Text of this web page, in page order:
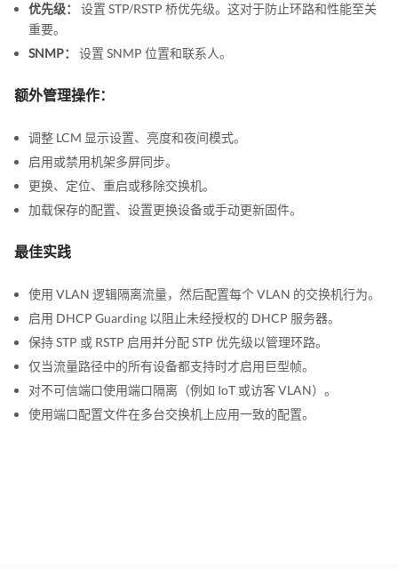
优先级：
设置 STP/RSTP 桥优先级。这对于防止环路和性能至关
重要。
SNMP：
设置 SNMP 位置和联系人。
额外管理操作：
调整 LCM 显示设置、亮度和夜间模式。
启用或禁用机架多屏同步。
更换、定位、重启或移除交换机。
加载保存的配置、设置更换设备或手动更新固件。
最佳实践
使用 VLAN 逻辑隔离流量，然后配置每个 VLAN 的交换机行为。
启用 DHCP Guarding 以阻止未经授权的 DHCP 服务器。
保持 STP 或 RSTP 启用并分配 STP 优先级以管理环路。
仅当流量路径中的所有设备都支持时才启用巨型帧。
对不可信端口使用端口隔离（例如 IoT 或访客 VLAN）。
使用端口配置文件在多台交换机上应用一致的配置。